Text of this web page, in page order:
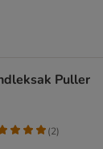
Puller
(2)